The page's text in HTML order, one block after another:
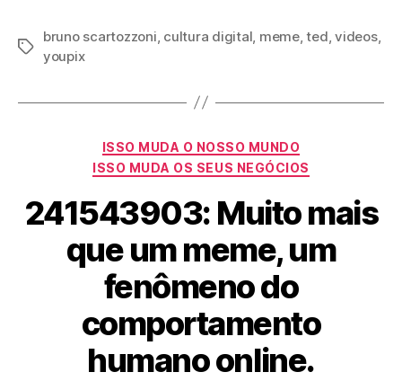
Tags
bruno scartozzoni, cultura digital, meme,ted,videos,
youpix
Categorias
ISSO MUDA O NOSSO MUNDO
ISSO MUDA OS SEUS NEGÓCIOS
241543903: Muito mais
que um meme, um
fenômeno do
comportamento
humano online.